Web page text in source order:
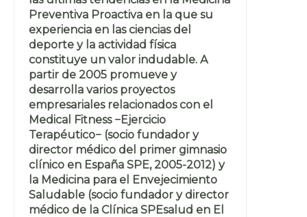
Preventiva Proactiva en la que su
experiencia en las ciencias del
deporte y la actividad física
constituye un valor indudable. A
partir de 2005 promueve y
desarrolla varios proyectos
empresariales relacionados con el
Medical Fitness −Ejercicio
Terapéutico− (socio fundador y
director médico del primer gimnasio
clínico en España SPE, 2005-2012) y
la Medicina para el Envejecimiento
Saludable (socio fundador y director
médico de la Clínica SPEsalud en El